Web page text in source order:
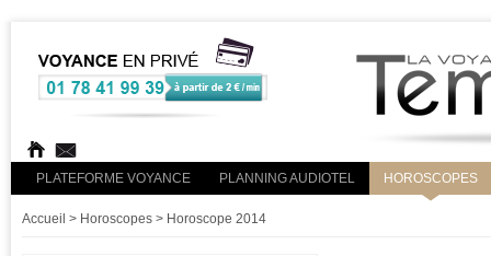
PLATEFORME VOYANCE PLANNING AUDIOTEL HOROSCOPES
Accueil > Horoscopes > Horoscope 2014